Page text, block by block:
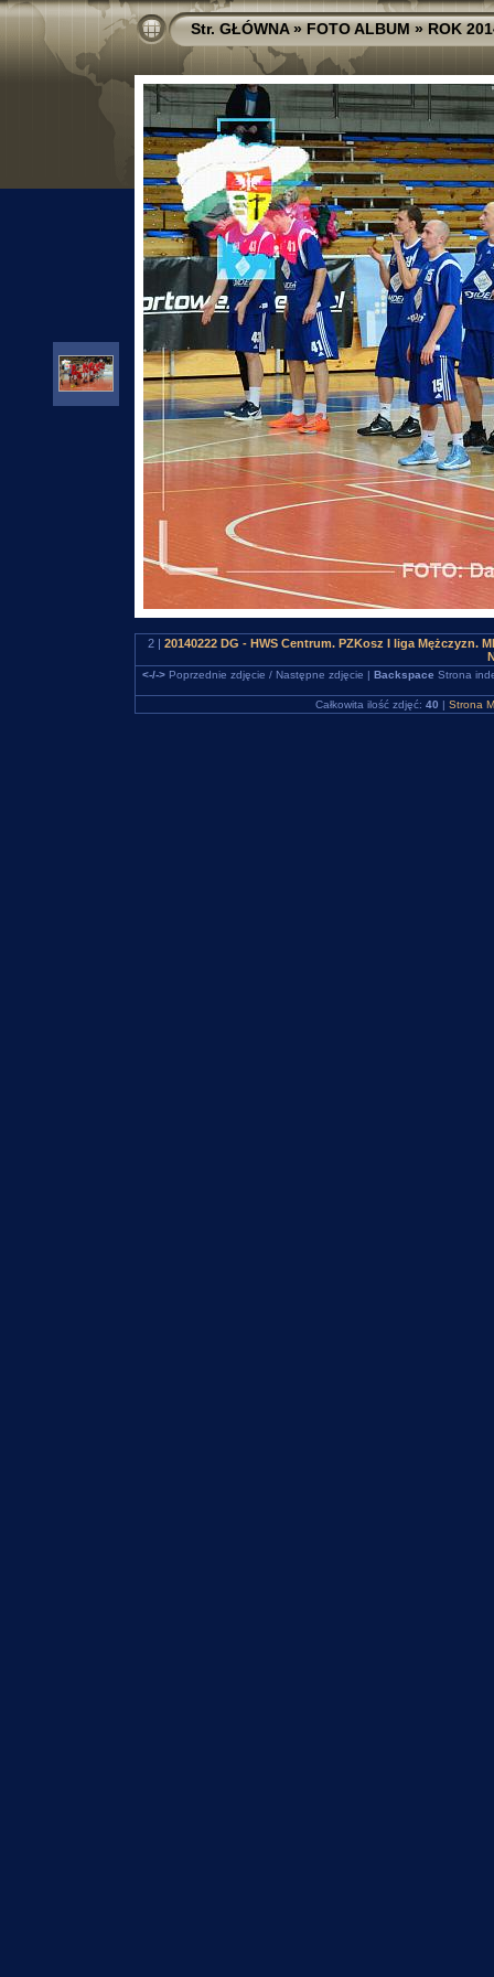
Str. GŁÓWNA»FOTO ALBUM»ROK
2 | 20140222 DG - HWS Centrum. PZKosz I liga Mężczyzn.
<-/->Poprzednie zdjęcie / Następne zdjęcie | Backspace Strona
Całkowita ilość zdjęć: 40 | Strona